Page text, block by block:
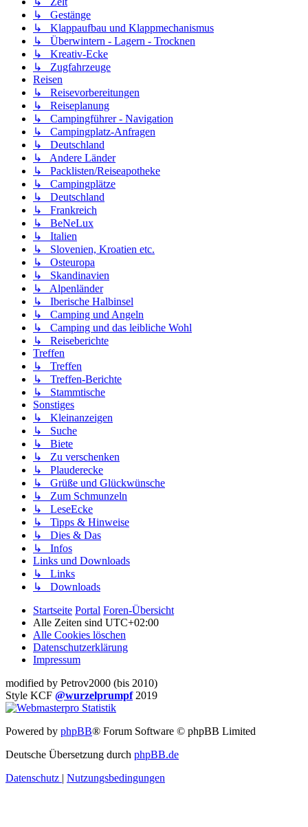
↳ Gestänge
↳ Klappaufbau und Klappmechanismus
↳ Überwintern - Lagern - Trocknen
↳ Kreativ-Ecke
↳ Zugfahrzeuge
Reisen
↳ Reisevorbereitungen
↳ Reiseplanung
↳ Campingführer - Navigation
↳ Campingplatz-Anfragen
↳ Deutschland
↳ Andere Länder
↳ Packlisten/Reiseapotheke
↳ Campingplätze
↳ Deutschland
↳ Frankreich
↳ BeNeLux
↳ Italien
↳ Slovenien, Kroatien etc.
↳ Osteuropa
↳ Skandinavien
↳ Alpenländer
↳ Iberische Halbinsel
↳ Camping und Angeln
↳ Camping und das leibliche Wohl
↳ Reiseberichte
Treffen
↳ Treffen
↳ Treffen-Berichte
↳ Stammtische
Sonstiges
↳ Kleinanzeigen
↳ Suche
↳ Biete
↳ Zu verschenken
↳ Plauderecke
↳ Grüße und Glückwünsche
↳ Zum Schmunzeln
↳ LeseEcke
↳ Tipps & Hinweise
↳ Dies & Das
↳ Infos
Links und Downloads
↳ Links
↳ Downloads
Startseite Portal Foren-Übersicht
Alle Zeiten sind UTC+02:00
Alle Cookies löschen
Datenschutzerklärung
Impressum
modified by Petrov2000 (bis 2010)
Style KCF @wurzelprumpf2019
Powered by phpBB® Forum Software © phpBB Limited
Deutsche Übersetzung durch phpBB.de
Datenschutz | Nutzungsbedingungen